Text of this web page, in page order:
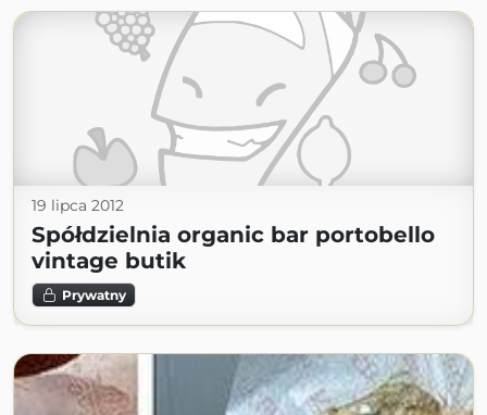
19 lipca 2012
Spółdzielnia organic bar portobello
vintage butik
Prywatny